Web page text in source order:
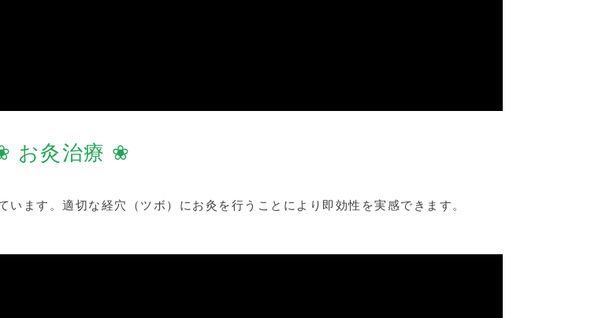
お灸治療 ❀
ます。適切な経穴（ツボ）にお灸を行うことにより即効性を実感できます。